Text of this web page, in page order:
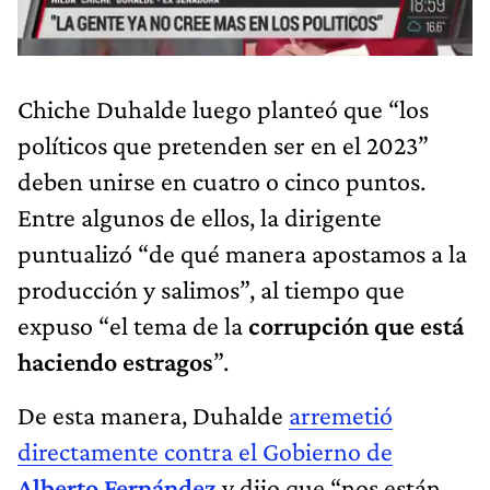
Chiche Duhalde luego planteó que “los
políticos que pretenden ser en el 2023”
deben unirse en cuatro o cinco puntos.
Entre algunos de ellos, la dirigente
puntualizó “de qué manera apostamos a la
producción y salimos”, al tiempo que
expuso “el tema de lacorrupción que está
haciendo estragos”.
De esta manera, Duhalde arremetió
directamente contra el Gobierno de